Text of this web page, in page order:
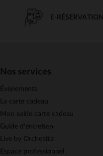
E-RÉSERVATION
Nos services
Évènements
La carte cadeau
Mon solde carte cadeau
Guide d'entretien
Live by Orchestra
Espace professionnel